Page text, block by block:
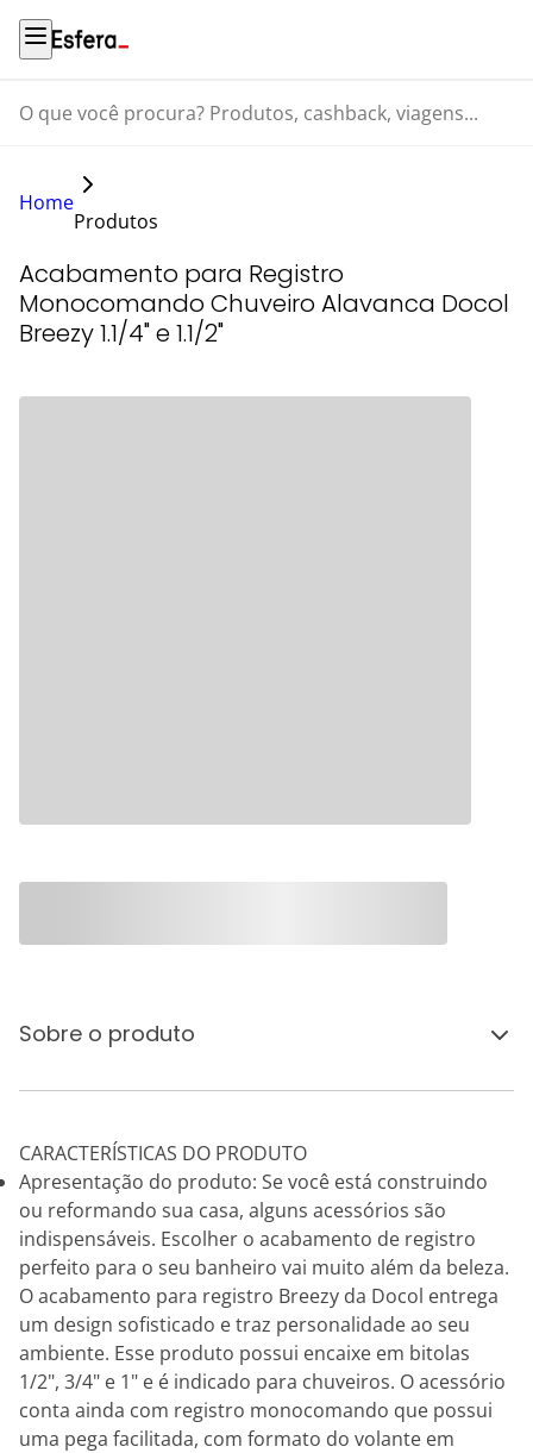
O que você procura? Produtos, cashback, viagens...
Home
Produtos
Acabamento para Registro
Monocomando Chuveiro Alavanca Docol
Breezy 1.1/4" e 1.1/2"
Sobre o produto
CARACTERÍSTICAS DO PRODUTO
Apresentação do produto: Se você está construindo
ou reformando sua casa, alguns acessórios são
indispensáveis. Escolher o acabamento de registro
perfeito para o seu banheiro vai muito além da beleza.
O acabamento para registro Breezy da Docol entrega
um design sofisticado e traz personalidade ao seu
ambiente. Esse produto possui encaixe em bitolas
1/2", 3/4" e 1" e é indicado para chuveiros. O acessório
conta ainda com registro monocomando que possui
uma pega facilitada, com formato do volante em